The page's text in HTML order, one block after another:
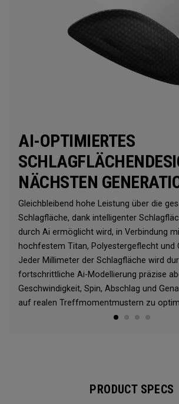
AI-OPTIMIERTES
NÄCHSTEN
Gleichbleibend hohe Leistung über die
Schlagfläche, dank intelligenter
durch Ai ermöglicht wird, in Verbindung
hochfestem Titan, Polyestergeflecht und
Jeder Millimeter der Schlagfläche wird
fortschrittliche Ai-Modellierung präzise
Geschwindigkeit, Spin, Abschlag und
auf realen Treffmomentmustern zu
PRODUCT SPECS